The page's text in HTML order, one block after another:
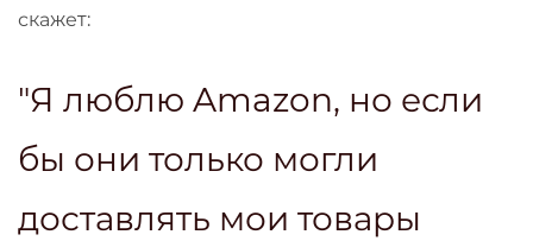
скажет:
"Я люблю Amazon, но если
бы они только могли
доставлять мои товары